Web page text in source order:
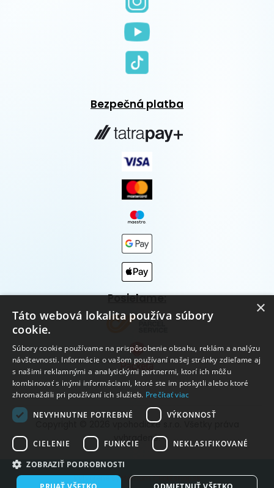
Bezpečná platba
Posielame:
Copyright © 2026 vpohodičke s.r.o. Všetky práva
vyhradené.
Vytvorené systémom ClickEshop.sk
×
Táto webová lokalita používa súbory
cookie.
Súbory cookie používame na prispôsobenie obsahu, reklám a analýzu
návštevnosti. Informácie o vašom používaní našej stránky zdieľame aj
s našimi reklamnými a analytickými partnermi, ktorí ich môžu
kombinovať s inými informáciami, ktoré ste im poskytli alebo ktoré
zhromaždili pri používaní ich služieb. Prečítať viac
NEVYHNUTNE POTREBNÉ
VÝKONNOSŤ
CIELENIE FUNKCIE NEKLASIFIKOVANÉ
ZOBRAZIŤ PODROBNOSTI